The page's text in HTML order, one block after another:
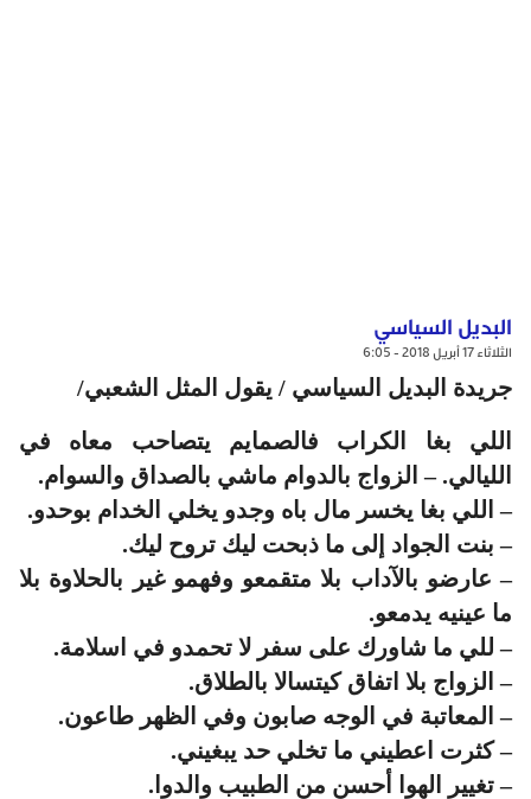
البديل السياسي
الثلاثاء 17 أبريل 2018 - 6:05
جريدة البديل السياسي / يقول المثل الشعبي/
اللي بغا الكراب فالصمايم يتصاحب معاه في
الليالي. – الزواج بالدوام ماشي بالصداق والسوام.
– اللي بغا يخسر مال باه وجدو يخلي الخدام بوحدو.
– بنت الجواد إلى ما ذبحت ليك تروح ليك.
– عارضو بالآداب بلا متقمعو وفهمو غير بالحلاوة بلا
ما عينيه يدمعو.
– للي ما شاورك على سفر لا تحمدو في اسلامة.
– الزواج بلا اتفاق كيتسالا بالطلاق.
– المعاتبة في الوجه صابون وفي الظهر طاعون.
– كثرت اعطيني ما تخلي حد يبغيني.
– تغيير الهوا أحسن من الطبيب والدوا.